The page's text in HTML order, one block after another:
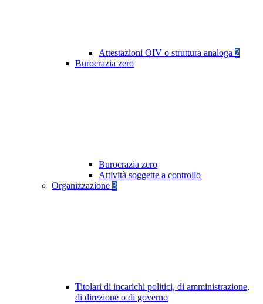
Attestazioni OIV o struttura analoga 2
Burocrazia zero
Burocrazia zero
Attività soggette a controllo
Organizzazione 3
Titolari di incarichi politici, di amministrazione,
di direzione o di governo